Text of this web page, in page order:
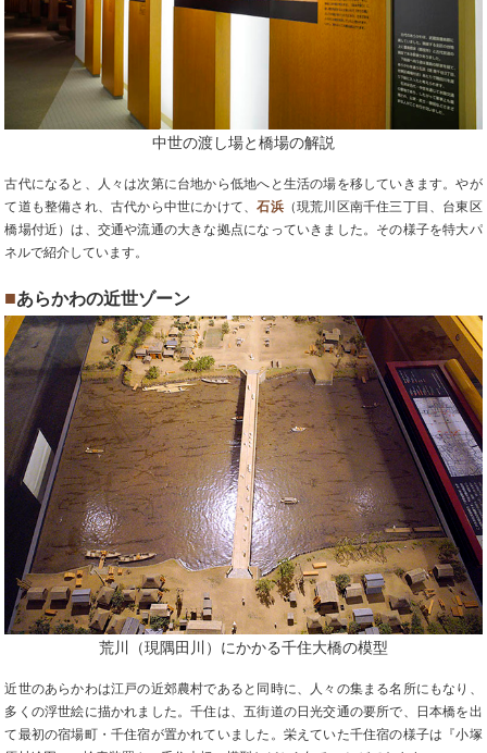
中世の渡し場と橋場の解説
古代になると、人々は次第に台地から低地へと生活の場を移していきます。やが
て道も整備され、古代から中世にかけて、石浜（現荒川区南千住三丁目、台東区
橋場付近）は、交通や流通の大きな拠点になっていきました。その様子を特大パ
ネルで紹介しています。
■あらかわの近世ゾーン
荒川（現隅田川）にかかる千住大橋の模型
近世のあらかわは江戸の近郊農村であると同時に、人々の集まる名所にもなり、
多くの浮世絵に描かれました。千住は、五街道の日光交通の要所で、日本橋を出
て最初の宿場町・千住宿が置かれていました。栄えていた千住宿の様子は『小塚